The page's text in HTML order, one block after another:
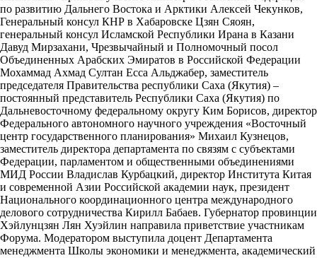
по развитию Дальнего Востока и Арктики Алексей Чекунков,
Генеральный консул КНР в Хабаровске Цзян Сяоян,
генеральный консул Исламской Республики Ирана в Казани
Давуд Мирзахани, Чрезвычайный и Полномочный посол
Объединенных Арабских Эмиратов в Российской Федерации
Мохаммад Ахмад Султан Есса Альджабер, заместитель
председателя Правительства республики Саха (Якутия) –
постоянный представитель Республики Саха (Якутия) по
Дальневосточному федеральному округу Ким Борисов, директор
Федерального автономного научного учреждения «Восточный
центр государственного планирования» Михаил Кузнецов,
заместитель директора департамента по связям с субъектами
Федерации, парламентом и общественными объединениями
МИД России Владислав Курбацкий, директор Института Китая
и современной Азии Российской академии наук, президент
Национального координационного центра международного
делового сотрудничества Кирилл Бабаев. Губернатор провинции
Хэйлунцзян Лян Хуэйлин направила приветствие участникам
Форума. Модератором выступила доцент Департамента
менеджмента Школы экономики и менеджмента, академический